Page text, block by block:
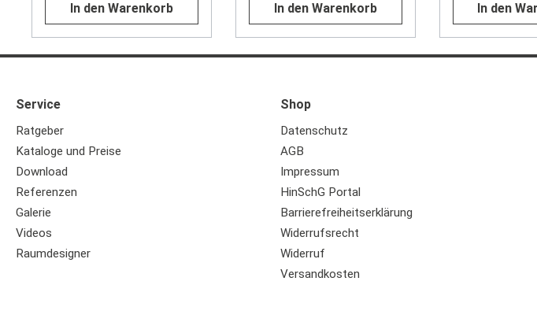
In den Warenkorb In den Warenkorb In den
Service
Ratgeber
Kataloge und Preise
Download
Referenzen
Galerie
Videos
Raumdesigner
Shop
Datenschutz
AGB
Impressum
HinSchG Portal
Barrierefreiheitserklärung
Widerrufsrecht
Widerruf
Versandkosten